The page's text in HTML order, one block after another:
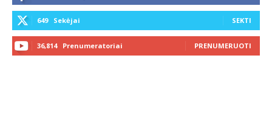
649 Sekėjai SEKTI
36,814 Prenumeratoriai PRENUMERUOTI